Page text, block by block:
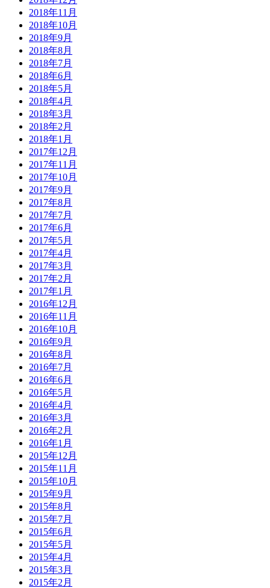
2018年11月
2018年10月
2018年9月
2018年8月
2018年7月
2018年6月
2018年5月
2018年4月
2018年3月
2018年2月
2018年1月
2017年12月
2017年11月
2017年10月
2017年9月
2017年8月
2017年7月
2017年6月
2017年5月
2017年4月
2017年3月
2017年2月
2017年1月
2016年12月
2016年11月
2016年10月
2016年9月
2016年8月
2016年7月
2016年6月
2016年5月
2016年4月
2016年3月
2016年2月
2016年1月
2015年12月
2015年11月
2015年10月
2015年9月
2015年8月
2015年7月
2015年6月
2015年5月
2015年4月
2015年3月
2015年2月